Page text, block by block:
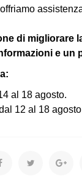
di
e un
al 18 agosto.
12 al 18